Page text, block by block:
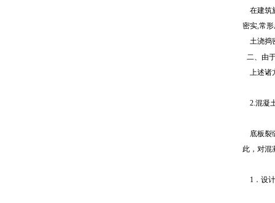
在建筑
密实,常
土浇捣
二、由
上述诸
2.混凝
底板裂
此，对混
1．设